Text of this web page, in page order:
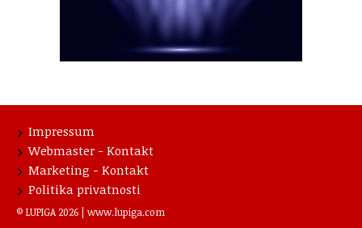
Impressum
Webmaster - Kontakt
Marketing - Kontakt
Politika privatnosti
© LUPIGA 2026 | www.lupiga.com